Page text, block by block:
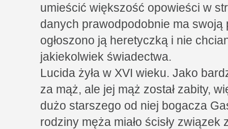
umieścić większość opowieści w
danych prawodpodobnie ma swoją
ogłoszono ją heretyczką i nie
jakiekolwiek świadectwa.
Lucida żyła w XVI wieku. Jako
za mąż, ale jej mąż został zabity,
dużo starszego od niej bogacza
rodziny męża miało ścisły związek